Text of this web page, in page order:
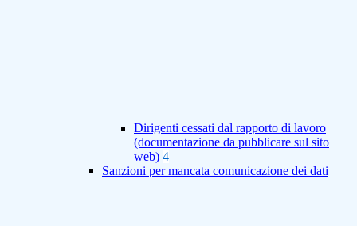
Dirigenti cessati dal rapporto di lavoro
(documentazione da pubblicare sul sito
web) 4
Sanzioni per mancata comunicazione dei dati